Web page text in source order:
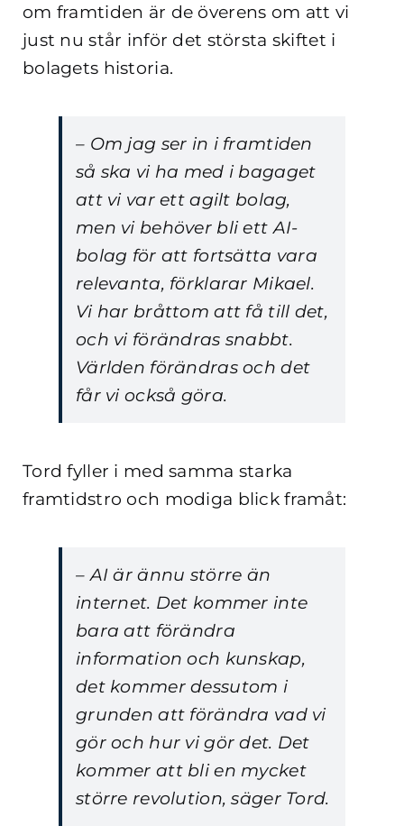
om framtiden är de överens om att vi
just nu står inför det största skiftet i
bolagets historia.
– Om jag ser in i framtiden
så ska vi ha med i bagaget
att vi var ett agilt bolag,
men vi behöver bli ett AI-
bolag för att fortsätta vara
relevanta, förklarar Mikael.
Vi har bråttom att få till det,
och vi förändras snabbt.
Världen förändras och det
får vi också göra.
Tord fyller i med samma starka
framtidstro och modiga blick framåt:
– AI är ännu större än
internet. Det kommer inte
bara att förändra
information och kunskap,
det kommer dessutom i
grunden att förändra vad vi
gör och hur vi gör det. Det
kommer att bli en mycket
större revolution, säger Tord.